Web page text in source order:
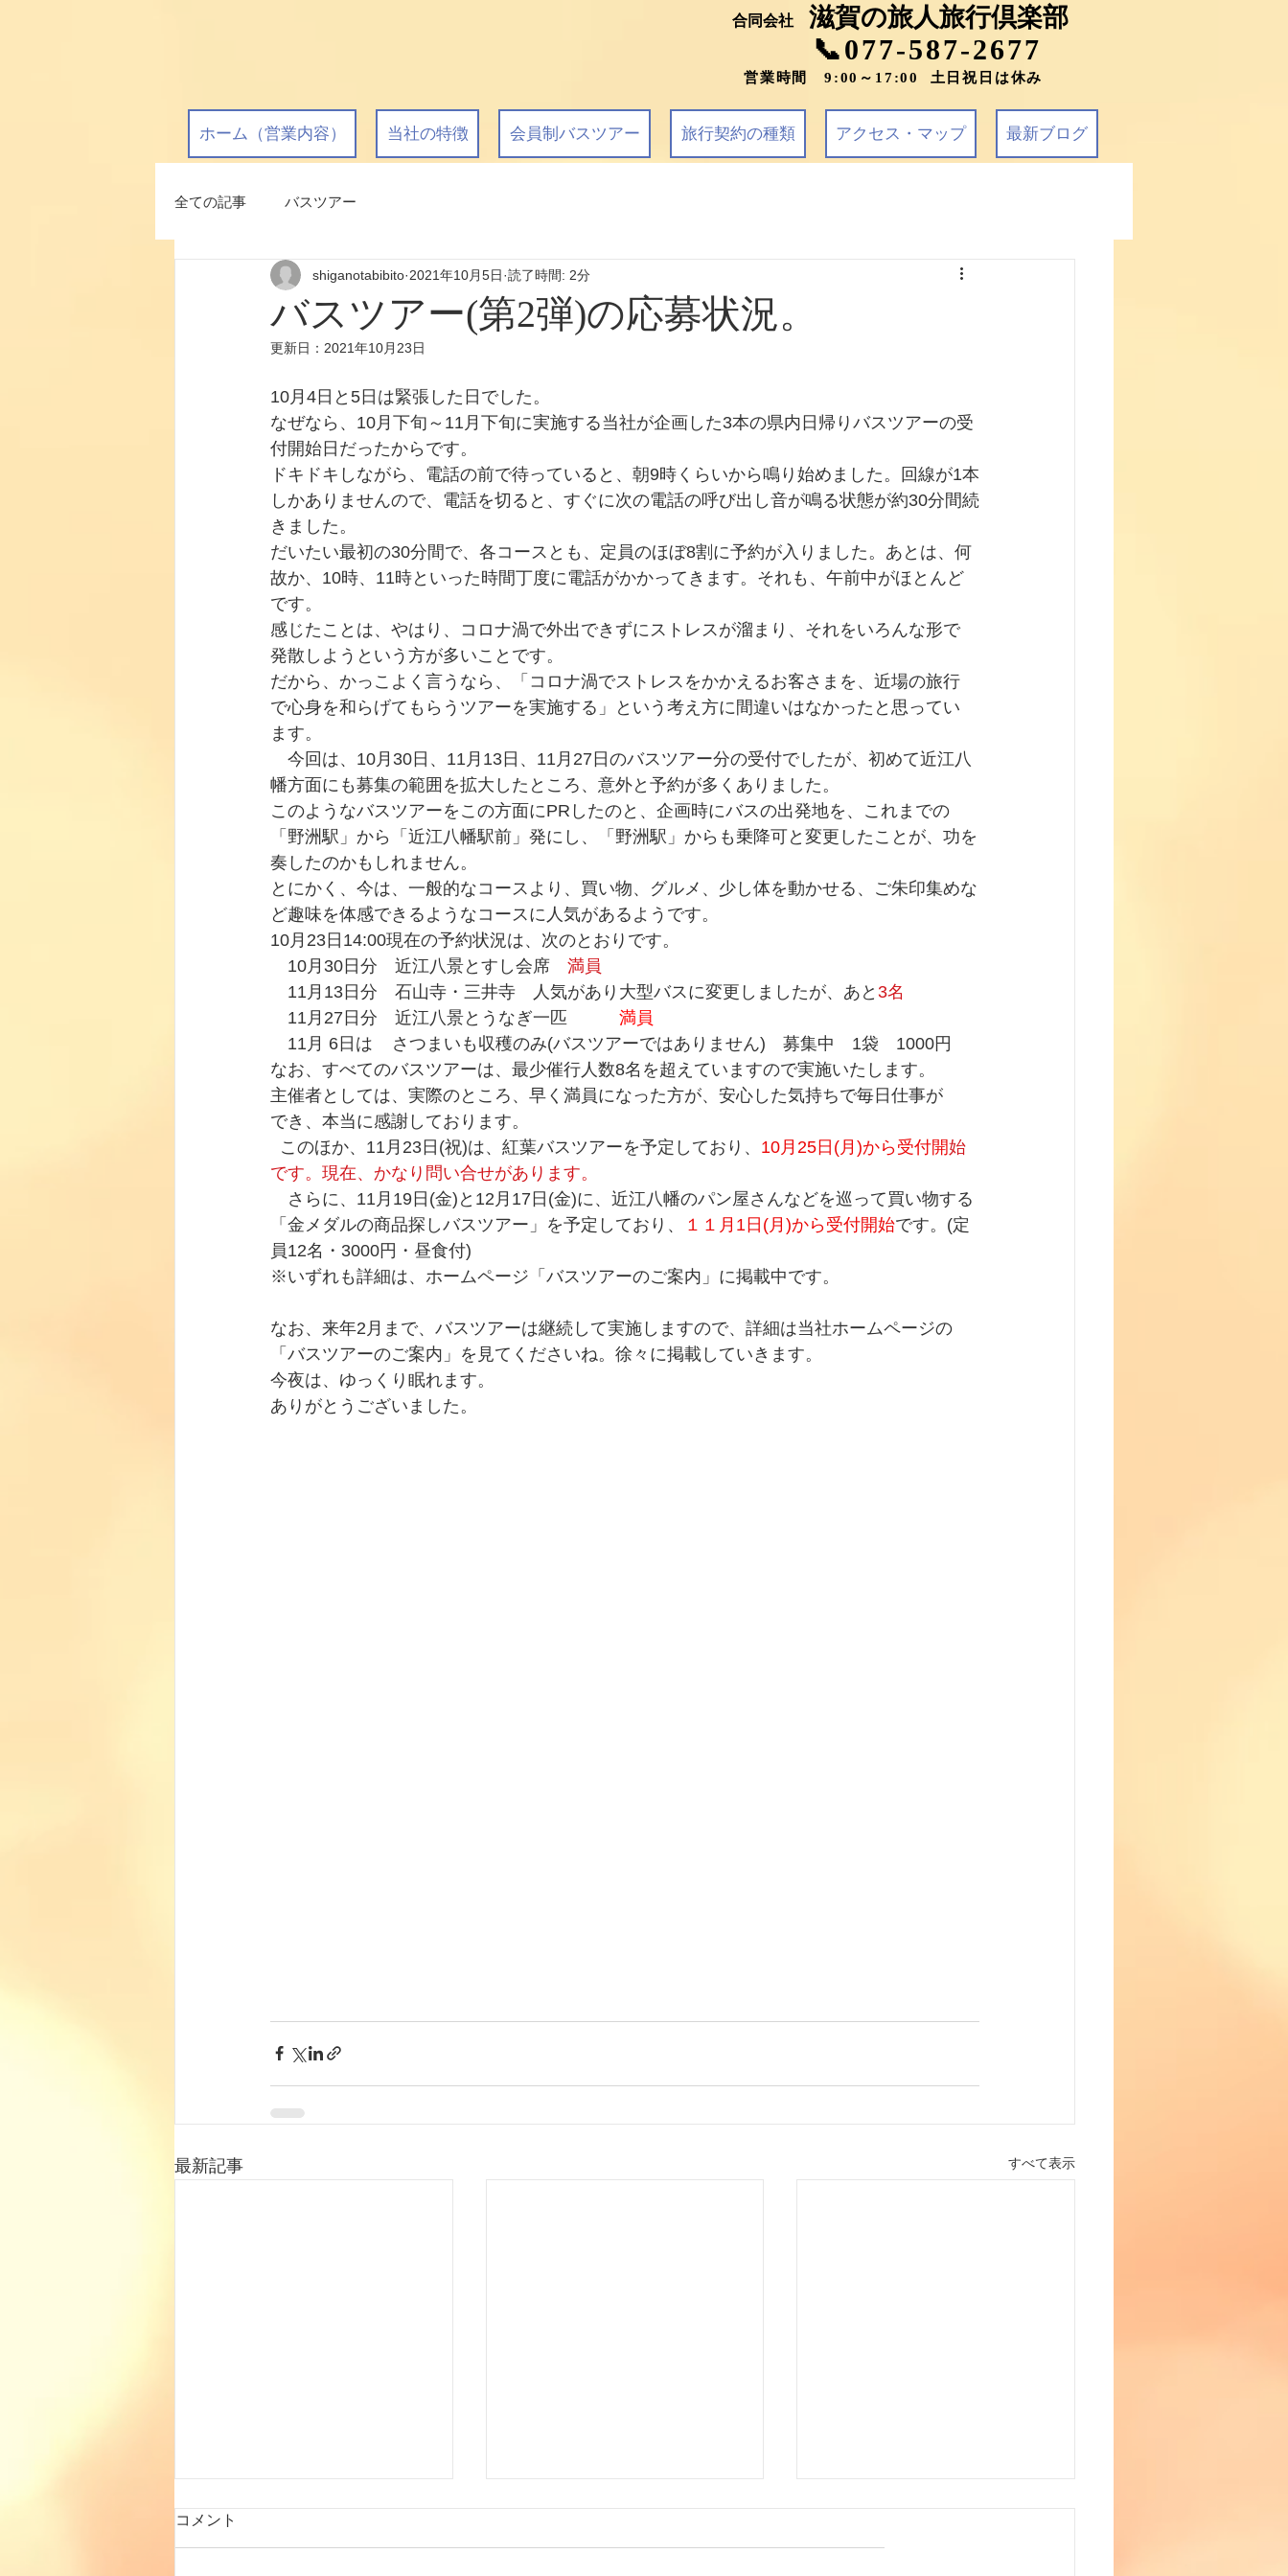
合同会社 滋賀の旅人旅行倶楽部
📞077-587-2677
営業時間 9:00～17:00 土日祝日は休み
ホーム（営業内容） 当社の特徴 会員制バスツアー 旅行契約の種類 アクセス・マップ 最新ブログ
全ての記事 バスツアー
バスツアー(第2弾)の応募状況。
shiganotabibito 2021年10月5日 読了時間: 2分
更新日： 2021年10月23日
10月4日と5日は緊張した日でした。
なぜなら、10月下旬～11月下旬に実施する当社が企画した3本の県内日帰りバスツアーの受
付開始日だったからです。
ドキドキしながら、電話の前で待っていると、朝9時くらいから鳴り始めました。回線が1本
しかありませんので、電話を切ると、すぐに次の電話の呼び出し音が鳴る状態が約30分間続
きました。
だいたい最初の30分間で、各コースとも、定員のほぼ8割に予約が入りました。あとは、何
故か、10時、11時といった時間丁度に電話がかかってきます。それも、午前中がほとんど
です。
感じたことは、やはり、コロナ渦で外出できずにストレスが溜まり、それをいろんな形で
発散しようという方が多いことです。
だから、かっこよく言うなら、「コロナ渦でストレスをかかえるお客さまを、近場の旅行
で心身を和らげてもらうツアーを実施する」という考え方に間違いはなかったと思ってい
ます。
今回は、10月30日、11月13日、11月27日のバスツアー分の受付でしたが、初めて近江八
幡方面にも募集の範囲を拡大したところ、意外と予約が多くありました。
このようなバスツアーをこの方面にPRしたのと、企画時にバスの出発地を、これまでの
「野洲駅」から「近江八幡駅前」発にし、「野洲駅」からも乗降可と変更したことが、功を
奏したのかもしれません。
とにかく、今は、一般的なコースより、買い物、グルメ、少し体を動かせる、ご朱印集めな
ど趣味を体感できるようなコースに人気があるようです。
10月23日14:00現在の予約状況は、次のとおりです。
10月30日分　近江八景とすし会席 満員
11月13日分　石山寺・三井寺　人気があり大型バスに変更しましたが、あと 3名
11月27日分　近江八景とうなぎ一匹 満員
11月 6日は    さつまいも収穫のみ(バスツアーではありません)　募集中　1袋　1000円
なお、すべてのバスツアーは、最少催行人数8名を超えていますので実施いたします。
主催者としては、実際のところ、早く満員になった方が、安心した気持ちで毎日仕事が
でき、本当に感謝しております。
  このほか、11月23日(祝)は、紅葉バスツアーを予定しており、
10月25日(月)から受付開始
です。現在、かなり問い合せがあります。
さらに、11月19日(金)と12月17日(金)に、近江八幡のパン屋さんなどを巡って買い物する
「金メダルの商品探しバスツアー」を予定しており、
１１月1日(月)から受付開始です。(定
員12名・3000円・昼食付)
※いずれも詳細は、ホームページ「バスツアーのご案内」に掲載中です。
なお、来年2月まで、バスツアーは継続して実施しますので、詳細は当社ホームページの
「バスツアーのご案内」を見てくださいね。徐々に掲載していきます。
今夜は、ゆっくり眠れます。
ありがとうございました。
最新記事 すべて表示
コメント